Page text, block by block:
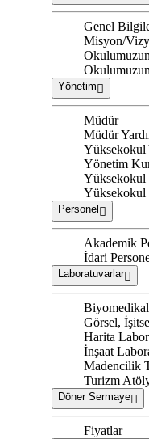
Genel
Misyon/
Yönetim
Müdür
Müdür
Yüksekokul
Yönetim
Yüksekokul
Yüksekokul
Personel
Akademik
İdari
Laboratuvarlar
Görsel,
Harita
İnşaat
Madencilik
Turizm
Döner Sermaye
Fiyatlar